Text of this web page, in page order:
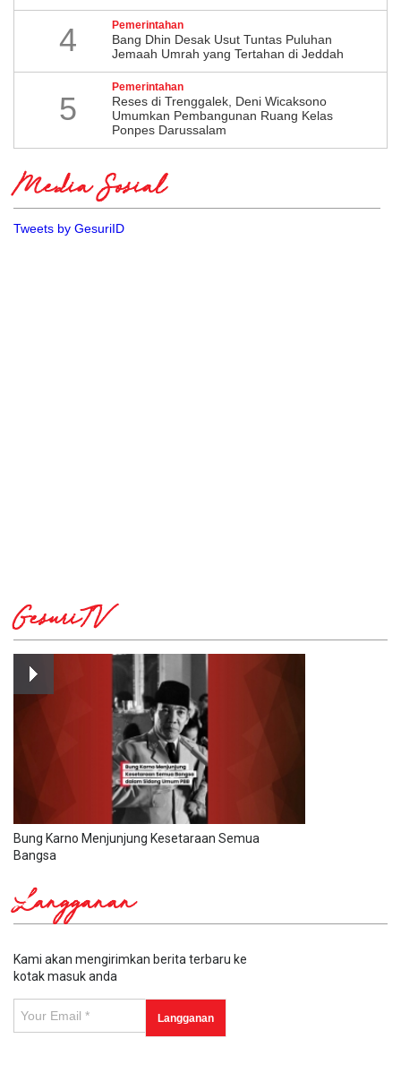
4 Pemerintahan
Bang Dhin Desak Usut Tuntas Puluhan
Jemaah Umrah yang Tertahan di Jeddah
5
Pemerintahan
​Reses di Trenggalek, Deni Wicaksono
Umumkan Pembangunan Ruang Kelas
Ponpes Darussalam
Media Sosial
Tweets by GesuriID
GesuriTV
Bung Karno Menjunjung Kesetaraan Semua
Bangsa
Langganan
Kami akan mengirimkan berita terbaru ke
kotak masuk anda